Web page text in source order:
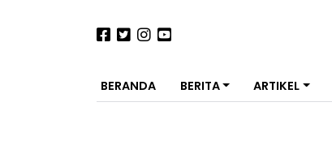
BERANDA BERITA ARTIKEL